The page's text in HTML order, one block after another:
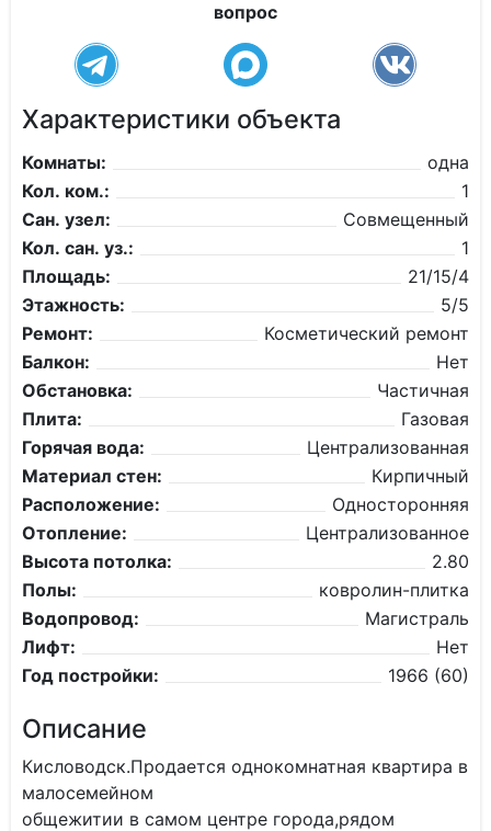
вопрос
Характеристики объекта
Комнаты:
одна
Кол. ком.:
1
Сан. узел:
Совмещенный
Кол. сан. уз.:
1
Площадь:
21/15/4
Этажность:
5/5
Ремонт:
Косметический ремонт
Балкон:
Нет
Обстановка:
Частичная
Плита:
Газовая
Горячая вода:
Централизованная
Материал стен:
Кирпичный
Расположение:
Односторонняя
Отопление:
Централизованное
Высота потолка:
2.80
Полы:
ковролин-плитка
Водопровод:
Магистраль
Лифт:
Нет
Год постройки:
1966 (60)
Описание
Кисловодск.Продается однокомнатная квартира в
малосемейном
общежитии в самом центре города,рядом